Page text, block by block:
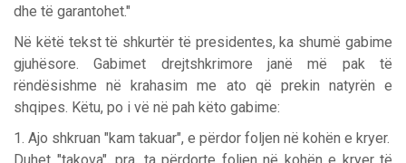
dhe të garantohet."
Në këtë tekst të shkurtër të presidentes, ka shumë gabime
gjuhësore. Gabimet drejtshkrimore janë më pak të
rëndësishme në krahasim me ato që prekin natyrën e
shqipes. Këtu, po i vë në pah këto gabime:
1. Ajo shkruan "kam takuar", e përdor foljen në kohën e kryer.